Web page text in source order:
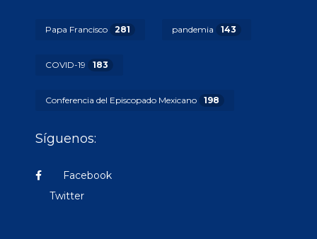
Papa Francisco 281 pandemia 143
COVID-19 183
Conferencia del Episcopado Mexicano 198
Síguenos:
Facebook
Twitter